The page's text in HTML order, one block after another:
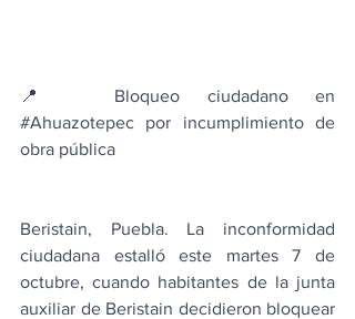
#Ahuazotepec por incumplimiento de
obra pública
Beristain, Puebla. La inconformidad
ciudadana estalló este martes 7 de
octubre, cuando habitantes de la junta
auxiliar de Beristain decidieron bloquear